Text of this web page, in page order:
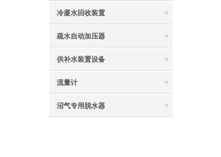
冷凝水回收装置
疏水自动加压器
供补水装置设备
流量计
沼气专用脱水器